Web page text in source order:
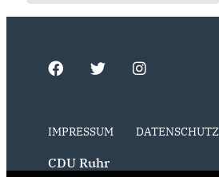
IMPRESSUM DATENSCHUTZ
CDU Ruhr